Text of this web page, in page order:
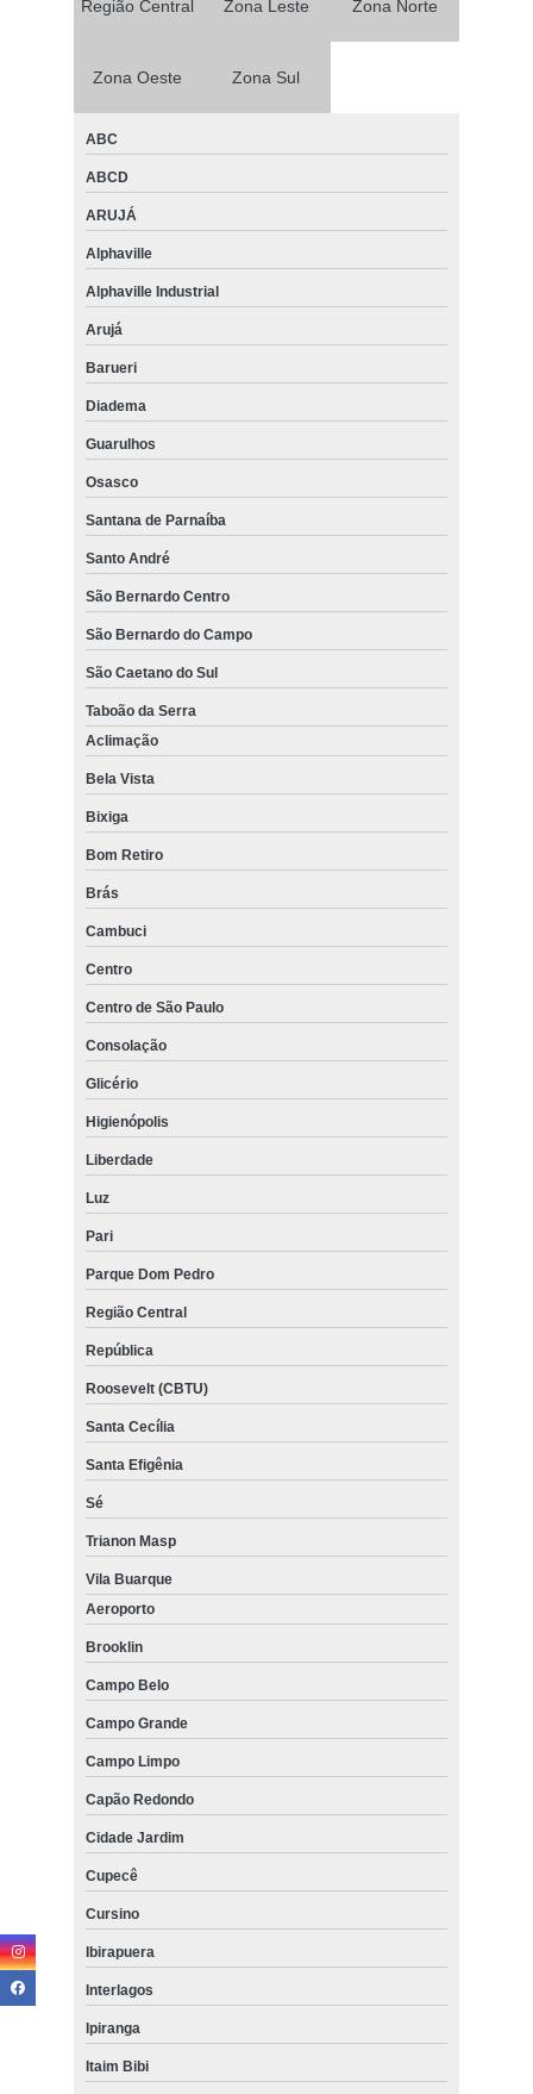
Região Central Zona Leste Zona Norte
Zona Oeste Zona Sul
ABC
ABCD
ARUJÁ
Alphaville
Alphaville Industrial
Arujá
Barueri
Diadema
Guarulhos
Osasco
Santana de Parnaíba
Santo André
São Bernardo Centro
São Bernardo do Campo
São Caetano do Sul
Taboão da Serra
Aclimação
Bela Vista
Bixiga
Bom Retiro
Brás
Cambuci
Centro
Centro de São Paulo
Consolação
Glicério
Higienópolis
Liberdade
Luz
Pari
Parque Dom Pedro
Região Central
República
Roosevelt (CBTU)
Santa Cecília
Santa Efigênia
Sé
Trianon Masp
Vila Buarque
Aeroporto
Brooklin
Campo Belo
Campo Grande
Campo Limpo
Capão Redondo
Cidade Jardim
Cupecê
Cursino
Ibirapuera
Interlagos
Ipiranga
Itaim Bibi